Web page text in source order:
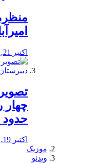
اکتبر 21, 2019
چهار
حدود ۱۳۱۱ه ش
اکتبر 19, 2019
موزیک
ویدئو